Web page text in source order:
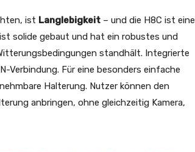
ist Langlebigkeit – und die H8C ist eine
solide gebaut und hat ein robustes und
standhält. Integrierte
Verbindung. Für eine besonders einfache
Halterung. Nutzer können den
anbringen, ohne gleichzeitig Kamera,